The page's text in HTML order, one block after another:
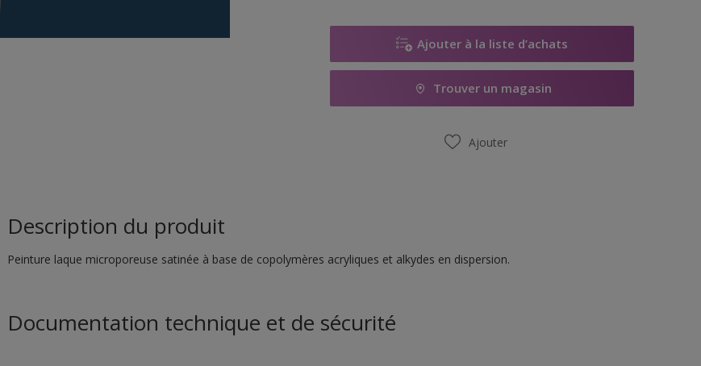
Ajouter à la liste d’achats
Trouver un magasin
Ajouter
Description du produit
Peinture laque microporeuse satinée à base de copolymères acryliques et alkydes en dispersion.
Documentation technique et de sécurité